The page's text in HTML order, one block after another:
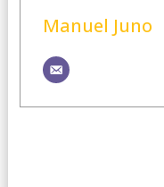
Manuel Juno